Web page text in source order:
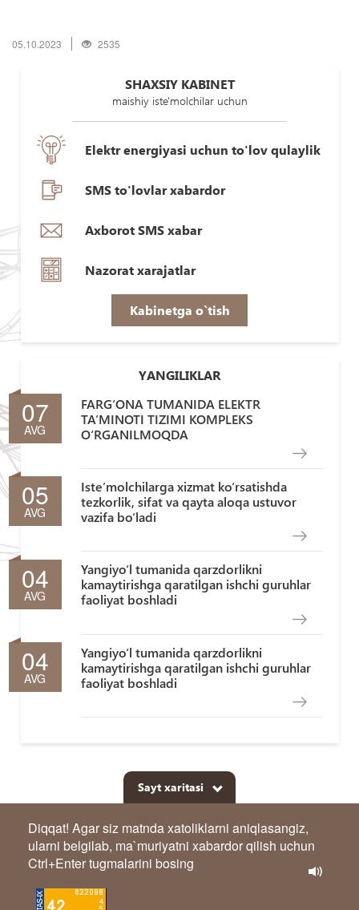
05.10.2023 2535
SHAXSIY KABINET
maishiy iste'molchilar uchun
Elektr energiyasi uchun to'lov qulaylik
SMS to'lovlar xabardor
Axborot SMS xabar
Nazorat xarajatlar
Kabinetga o`tish
YANGILIKLAR
07
AVG
FARG‘ONA TUMANIDA ELEKTR
TA’MINOTI TIZIMI KOMPLEKS
O‘RGANILMOQDA
05
AVG
Iste’molchilarga xizmat ko‘rsatishda
tezkorlik, sifat va qayta aloqa ustuvor
vazifa bo‘ladi
04
AVG
Yangiyo‘l tumanida qarzdorlikni
kamaytirishga qaratilgan ishchi guruhlar
faoliyat boshladi
04
AVG
Yangiyo‘l tumanida qarzdorlikni
kamaytirishga qaratilgan ishchi guruhlar
faoliyat boshladi
Sayt xaritasi
Diqqat! Agar siz matnda xatoliklarni aniqlasangiz,
ularni belgilab, ma`muriyatni xabardor qilish uchun
Ctrl+Enter tugmalarini bosing